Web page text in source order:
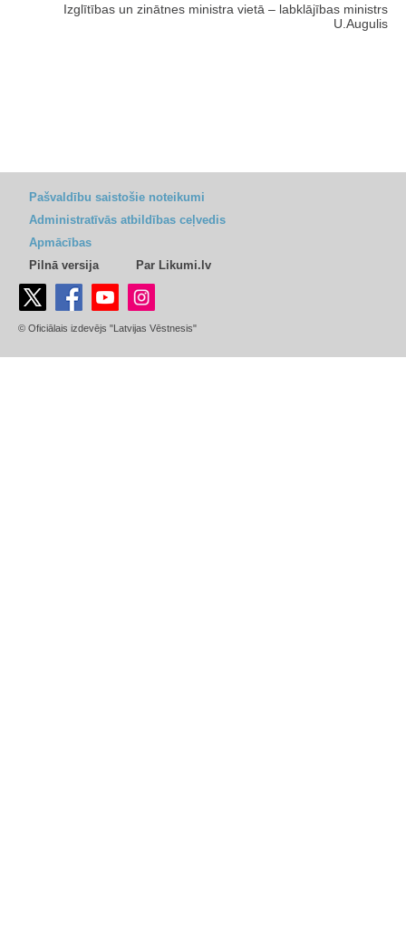
Izglītības un zinātnes ministra vietā – labklājības ministrs
U.Augulis
Pašvaldību saistošie noteikumi
Administratīvās atbildības ceļvedis
Apmācības
Pilnā versija
Par Likumi.lv
© Oficiālais izdevējs "Latvijas Vēstnesis"